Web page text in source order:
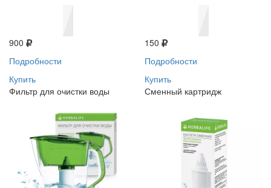
900
Подробности
Купить
150
Подробности
Купить
Фильтр для очистки воды
Сменный картридж